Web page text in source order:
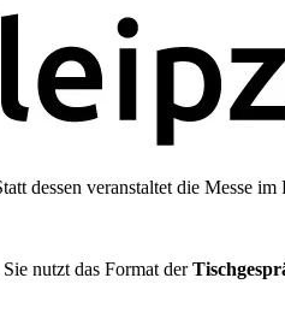
dessen veranstaltet die Messe
Sie nutzt das Format der